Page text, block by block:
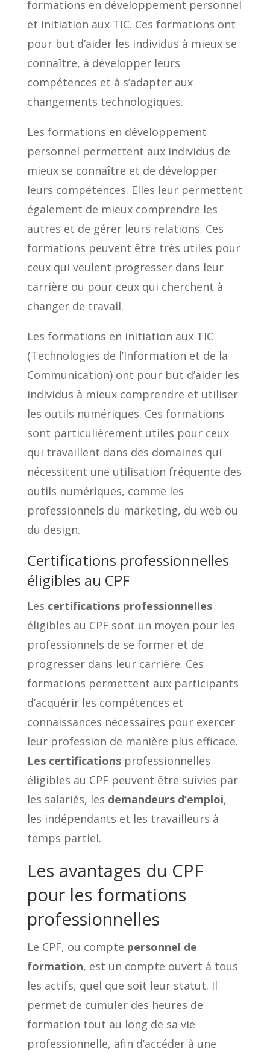
formations en développement personnel
et initiation aux TIC. Ces formations ont
pour but d’aider les individus à mieux se
connaître, à développer leurs
compétences et à s’adapter aux
changements technologiques.
Les formations en développement
personnel permettent aux individus de
mieux se connaître et de développer
leurs compétences. Elles leur permettent
également de mieux comprendre les
autres et de gérer leurs relations. Ces
formations peuvent être très utiles pour
ceux qui veulent progresser dans leur
carrière ou pour ceux qui cherchent à
changer de travail.
Les formations en initiation aux TIC
(Technologies de l’Information et de la
Communication) ont pour but d’aider les
individus à mieux comprendre et utiliser
les outils numériques. Ces formations
sont particulièrement utiles pour ceux
qui travaillent dans des domaines qui
nécessitent une utilisation fréquente des
outils numériques, comme les
professionnels du marketing, du web ou
du design.
Certifications professionnelles
éligibles au CPF
Les certifications professionnelles
éligibles au CPF sont un moyen pour les
professionnels de se former et de
progresser dans leur carrière. Ces
formations permettent aux participants
d’acquérir les compétences et
connaissances nécessaires pour exercer
leur profession de manière plus efficace.
Les certificationsprofessionnelles
éligibles au CPF peuvent être suivies par
les salariés, les demandeurs d’emploi,
les indépendants et les travailleurs à
temps partiel.
Les avantages du CPF
pour les formations
professionnelles
Le CPF, ou compte personnel de
formation, est un compte ouvert à tous
les actifs, quel que soit leur statut. Il
permet de cumuler des heures de
formation tout au long de sa vie
professionnelle, afin d’accéder à une